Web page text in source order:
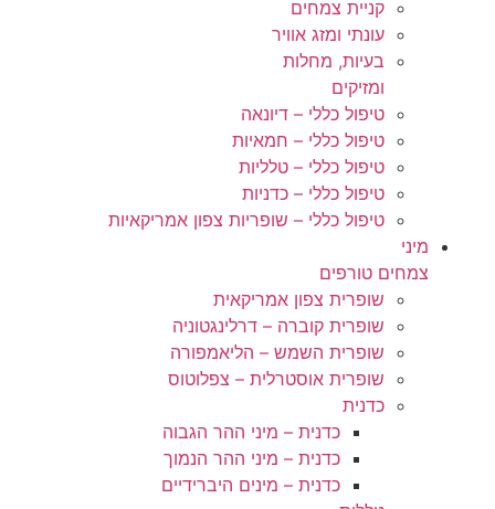
קניית צמחים
עונתי ומזג אוויר
בעיות, מחלות
ומזיקים
טיפול כללי – דיונאה
טיפול כללי – חמאיות
טיפול כללי – טלליות
טיפול כללי – כדניות
טיפול כללי – שופריות צפון אמריקאיות
מיני
צמחים טורפים
שופרית צפון אמריקאית
שופרית קוברה – דרלינגטוניה
שופרית השמש – הליאמפורה
שופרית אוסטרלית – צפלוטוס
כדנית
כדנית – מיני ההר הגבוה
כדנית – מיני ההר הנמוך
כדנית – מינים היברידיים